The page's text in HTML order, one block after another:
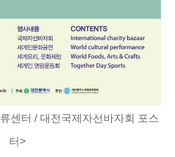
센터 / 대전국제자선바자회 포스
터>